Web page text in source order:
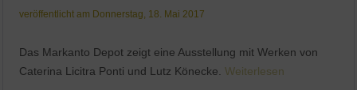
veröffentlicht am Donnerstag, 18. Mai 2017
Das Markanto Depot zeigt eine Ausstellung mit Werken von
Caterina Licitra Ponti und Lutz Könecke.Weiterlesen